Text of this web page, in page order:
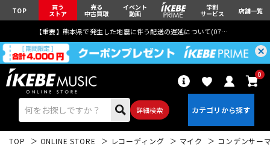
TOP 買う
ストア
売る
中古買取
イベント
動画
学割
サービス 店舗一覧
【重要】熊本県で発生した地震に伴う配送の遅延について(07月29日
詳細検索
0
TOP ONLINE STORE レコーディング マイク コンデンサー